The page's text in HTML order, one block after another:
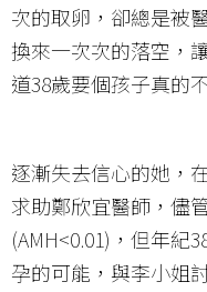
次的取卵，卻總是被
換來一次次的落空，
道38歲要個孩子真的
逐漸失去信心的她，
求助鄭欣宜醫師，儘
(AMH<0.01)，但年紀
孕的可能，與李小姐